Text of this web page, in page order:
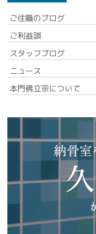
ご住職のブログ
ご利益談
スタッフブログ
ニュース
本門佛立宗について